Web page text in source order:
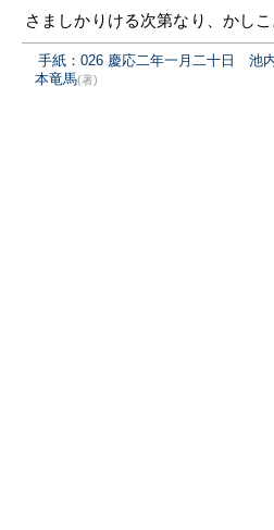
さましかりける次第なり、かしこ
手紙：026 慶応二年一月二十日 池
本竜馬(著)